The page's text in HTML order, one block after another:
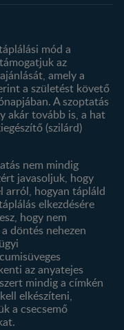
mód a
az
amely a
a születést követő
A szoptatás
akár tovább is, a hat
(szilárd)
nem mindig
javasoljuk, hogy
arról, hogyan tápláld
elkezdésére
hogy nem
döntés nehezen
az anyatejes
mindig a címkén
elkészíteni,
a csecsemő